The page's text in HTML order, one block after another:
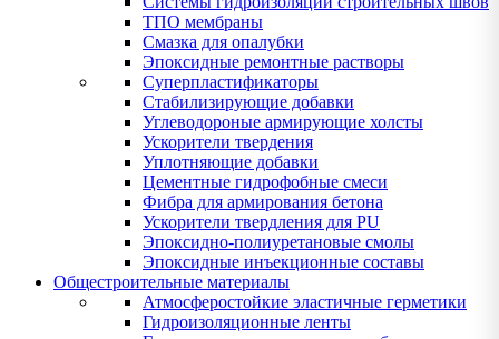
ТПО мембраны
Смазка для опалубки
Эпоксидные ремонтные растворы
Суперпластификаторы
Стабилизирующие добавки
Углеводороные армирующие холсты
Ускорители твердения
Уплотняющие добавки
Цементные гидрофобные смеси
Фибра для армирования бетона
Ускорители твердления для PU
Эпоксидно-полиуретановые смолы
Эпоксидные инъекционные составы
Общестроительные материалы
Атмосферостойкие эластичные герметики
Гидроизоляционные ленты